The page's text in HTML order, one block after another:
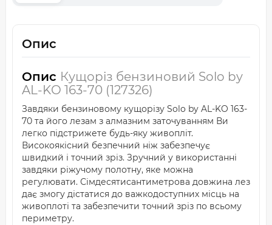
Опис
Опис Кущоріз бензиновий Solo by
AL-KO 163-70 (127326)
Завдяки бензиновому кущорізу Solo by AL-KO 163-
70 та його лезам з алмазним заточуванням Ви
легко підстрижете будь-яку живопліт.
Високоякісний безпечний ніж забезпечує
швидкий і точний зріз. Зручний у використанні
завдяки ріжучому полотну, яке можна
регулювати. Сімдесятисантиметрова довжина лез
дає змогу дістатися до важкодоступних місць на
живоплоті та забезпечити точний зріз по всьому
периметру.